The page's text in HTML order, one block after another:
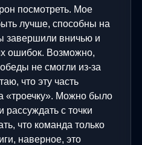
посмотреть. Мое
лучше, способны на
завершили вничью и
ошибок. Возможно,
не смогли из-за
что эту часть
«троечку». Можно было
с точки
что команда только
наверное, это